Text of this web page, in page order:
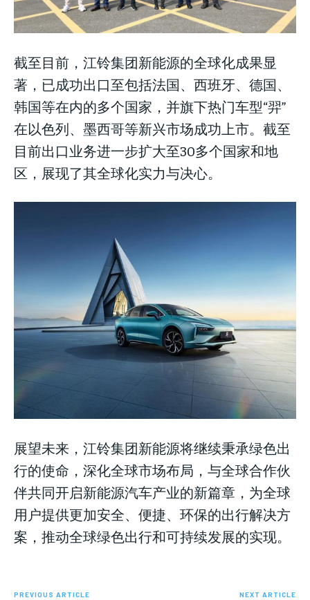
截至目前，江铃集团新能源的全球化成果显
著，已成功出口至包括法国、西班牙、德国、
韩国等在内的多个国家，并旗下热门车型“羿”
在以色列、墨西哥等新兴市场成功上市。截至
目前出口业务进一步扩大至30多个国家和地
区，展现了其全球化实力与决心。
展望未来，江铃集团新能源将继续秉承绿色出
行的使命，深化全球市场布局，与全球合作伙
伴共同开启新能源汽车产业的新篇章，为全球
用户提供更加安全、便捷、环保的出行解决方
案，推动全球绿色出行和可持续发展的实现。
PREVIOUS ARTICLE NEXT ARTICLE